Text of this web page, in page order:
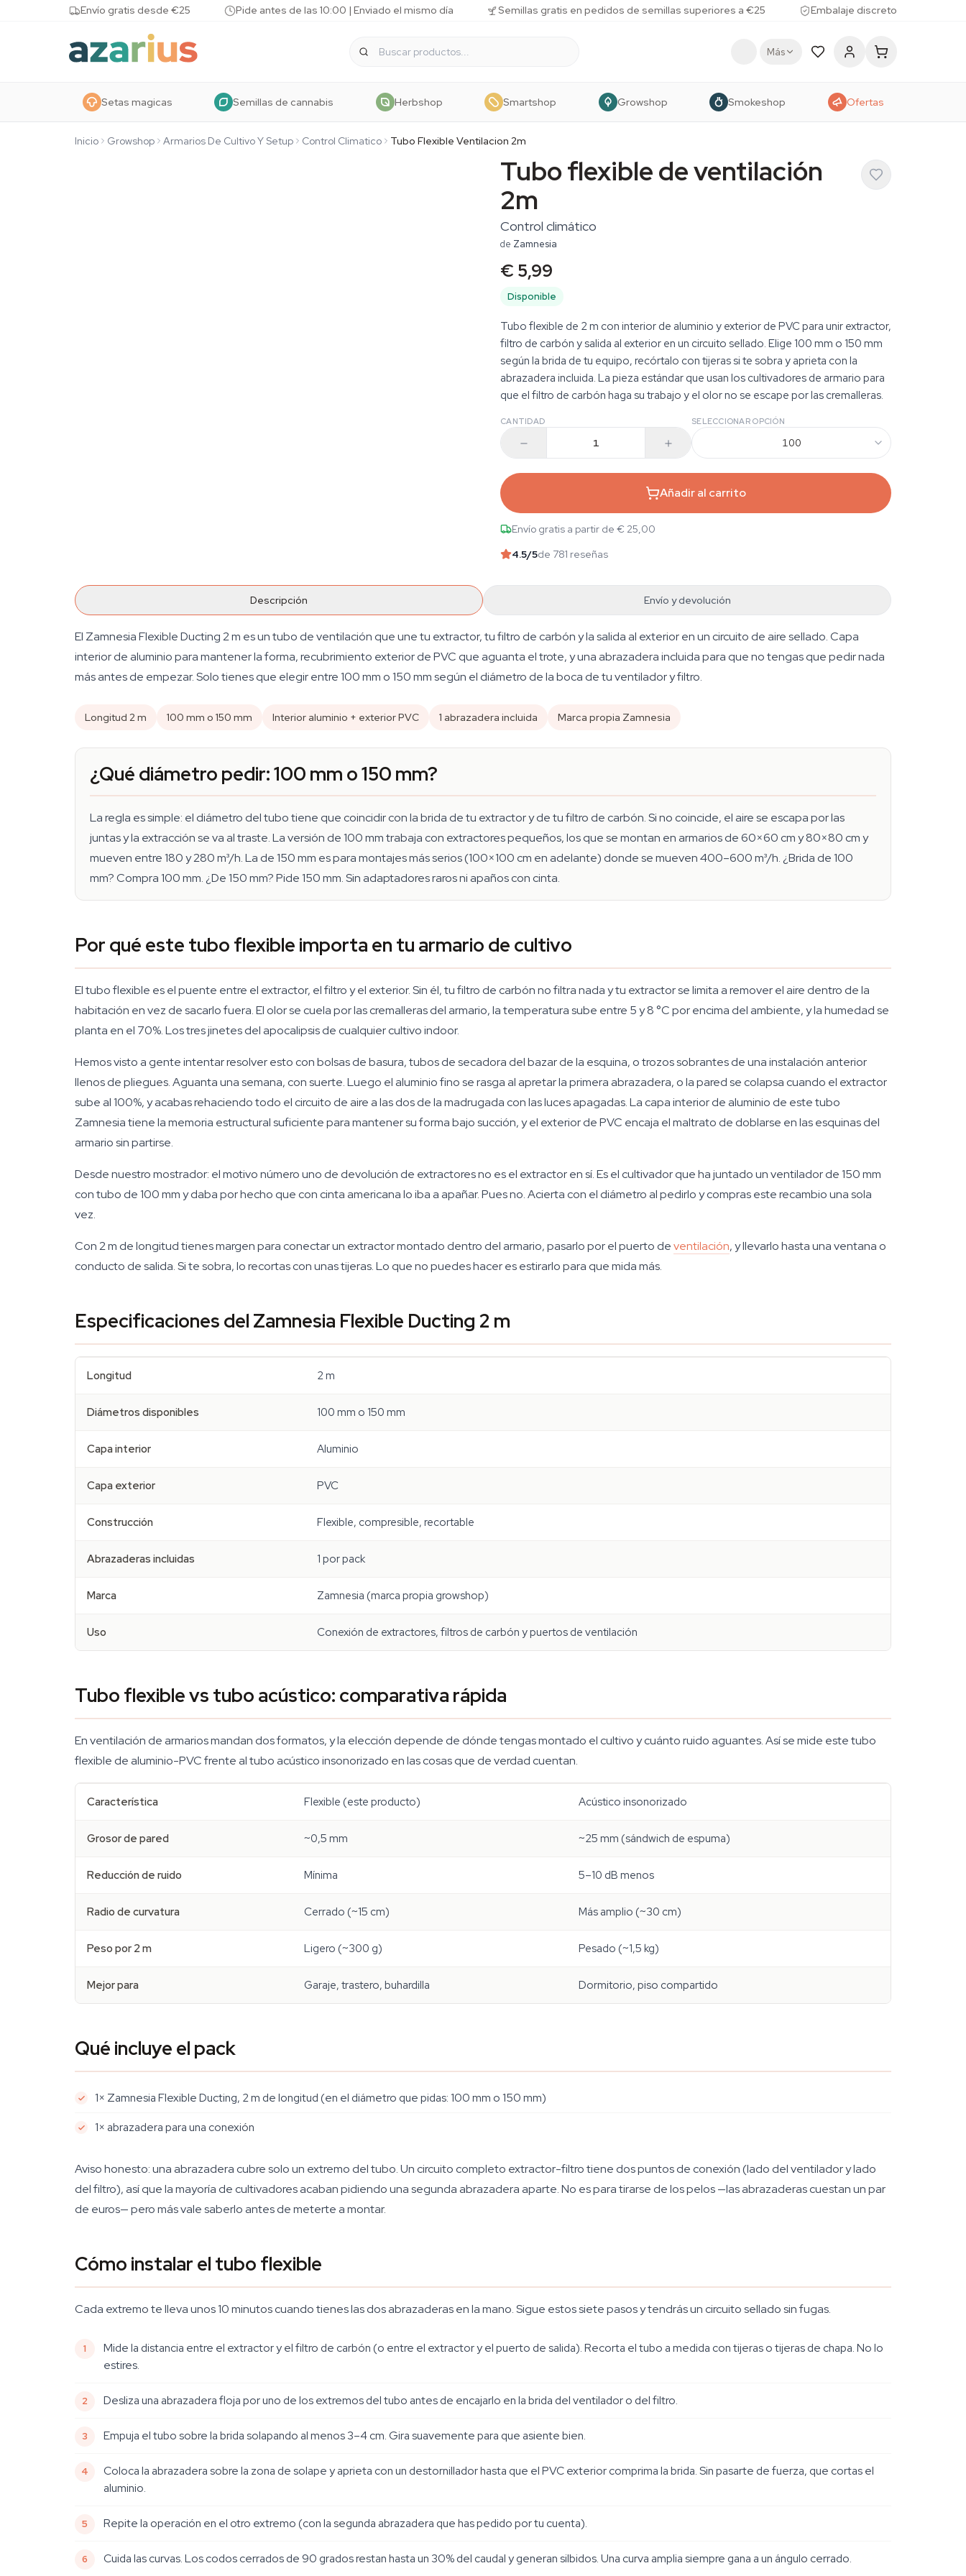
Skip to contentEnvío gratis desde €25 Pide antes de las 10:00 | Enviado el mismo día Semillas gratis en pedidos de semillas superiores a €25 Embalaje discreto
Más
Setas magicas Semillas de cannabis Herbshop Smartshop Growshop Smokeshop Ofertas
Inicio Growshop Armarios De Cultivo Y Setup Control Climatico Tubo Flexible Ventilacion 2m
Tubo flexible de ventilación
2m
Control climático
de Zamnesia
€ 5,99
Disponible
Tubo flexible de 2 m con interior de aluminio y exterior de PVC para unir extractor,
filtro de carbón y salida al exterior en un circuito sellado. Elige 100 mm o 150 mm
según la brida de tu equipo, recórtalo con tijeras si te sobra y aprieta con la
abrazadera incluida. La pieza estándar que usan los cultivadores de armario para
que el filtro de carbón haga su trabajo y el olor no se escape por las cremalleras.
CANTIDAD SELECCIONAR OPCIÓN
100
Añadir al carrito
Envío gratis a partir de € 25,00
4.5/5de 781 reseñas
Descripción Envío y devolución
El Zamnesia Flexible Ducting 2 m es un tubo de ventilación que une tu extractor, tu filtro de carbón y la salida al exterior en un circuito de aire sellado. Capa
interior de aluminio para mantener la forma, recubrimiento exterior de PVC que aguanta el trote, y una abrazadera incluida para que no tengas que pedir nada
más antes de empezar. Solo tienes que elegir entre 100 mm o 150 mm según el diámetro de la boca de tu ventilador y filtro.
Longitud 2 m 100 mm o 150 mm Interior aluminio + exterior PVC 1 abrazadera incluida Marca propia Zamnesia
¿Qué diámetro pedir: 100 mm o 150 mm?
La regla es simple: el diámetro del tubo tiene que coincidir con la brida de tu extractor y de tu filtro de carbón. Si no coincide, el aire se escapa por las
juntas y la extracción se va al traste. La versión de 100 mm trabaja con extractores pequeños, los que se montan en armarios de 60×60 cm y 80×80 cm y
mueven entre 180 y 280 m³/h. La de 150 mm es para montajes más serios (100×100 cm en adelante) donde se mueven 400–600 m³/h. ¿Brida de 100
mm? Compra 100 mm. ¿De 150 mm? Pide 150 mm. Sin adaptadores raros ni apaños con cinta.
Por qué este tubo flexible importa en tu armario de cultivo
El tubo flexible es el puente entre el extractor, el filtro y el exterior. Sin él, tu filtro de carbón no filtra nada y tu extractor se limita a remover el aire dentro de la
habitación en vez de sacarlo fuera. El olor se cuela por las cremalleras del armario, la temperatura sube entre 5 y 8 °C por encima del ambiente, y la humedad se
planta en el 70%. Los tres jinetes del apocalipsis de cualquier cultivo indoor.
Hemos visto a gente intentar resolver esto con bolsas de basura, tubos de secadora del bazar de la esquina, o trozos sobrantes de una instalación anterior
llenos de pliegues. Aguanta una semana, con suerte. Luego el aluminio fino se rasga al apretar la primera abrazadera, o la pared se colapsa cuando el extractor
sube al 100%, y acabas rehaciendo todo el circuito de aire a las dos de la madrugada con las luces apagadas. La capa interior de aluminio de este tubo
Zamnesia tiene la memoria estructural suficiente para mantener su forma bajo succión, y el exterior de PVC encaja el maltrato de doblarse en las esquinas del
armario sin partirse.
Desde nuestro mostrador: el motivo número uno de devolución de extractores no es el extractor en sí. Es el cultivador que ha juntado un ventilador de 150 mm
con tubo de 100 mm y daba por hecho que con cinta americana lo iba a apañar. Pues no. Acierta con el diámetro al pedirlo y compras este recambio una sola
vez.
Con 2 m de longitud tienes margen para conectar un extractor montado dentro del armario, pasarlo por el puerto deventilación, y llevarlo hasta una ventana o
conducto de salida. Si te sobra, lo recortas con unas tijeras. Lo que no puedes hacer es estirarlo para que mida más.
Especificaciones del Zamnesia Flexible Ducting 2 m
Longitud 2 m
Diámetros disponibles 100 mm o 150 mm
Capa interior Aluminio
Capa exterior PVC
Construcción Flexible, compresible, recortable
Abrazaderas incluidas 1 por pack
Marca Zamnesia (marca propia growshop)
Uso Conexión de extractores, filtros de carbón y puertos de ventilación
Tubo flexible vs tubo acústico: comparativa rápida
En ventilación de armarios mandan dos formatos, y la elección depende de dónde tengas montado el cultivo y cuánto ruido aguantes. Así se mide este tubo
flexible de aluminio-PVC frente al tubo acústico insonorizado en las cosas que de verdad cuentan.
Característica Flexible (este producto) Acústico insonorizado
Grosor de pared ~0,5 mm ~25 mm (sándwich de espuma)
Reducción de ruido Mínima 5–10 dB menos
Radio de curvatura Cerrado (~15 cm) Más amplio (~30 cm)
Peso por 2 m Ligero (~300 g) Pesado (~1,5 kg)
Mejor para Garaje, trastero, buhardilla Dormitorio, piso compartido
Qué incluye el pack
1× Zamnesia Flexible Ducting, 2 m de longitud (en el diámetro que pidas: 100 mm o 150 mm)
1× abrazadera para una conexión
Aviso honesto: una abrazadera cubre solo un extremo del tubo. Un circuito completo extractor-filtro tiene dos puntos de conexión (lado del ventilador y lado
del filtro), así que la mayoría de cultivadores acaban pidiendo una segunda abrazadera aparte. No es para tirarse de los pelos —las abrazaderas cuestan un par
de euros— pero más vale saberlo antes de meterte a montar.
Cómo instalar el tubo flexible
Cada extremo te lleva unos 10 minutos cuando tienes las dos abrazaderas en la mano. Sigue estos siete pasos y tendrás un circuito sellado sin fugas.
Mide la distancia entre el extractor y el filtro de carbón (o entre el extractor y el puerto de salida). Recorta el tubo a medida con tijeras o tijeras de chapa. No lo
estires.
Desliza una abrazadera floja por uno de los extremos del tubo antes de encajarlo en la brida del ventilador o del filtro.
Empuja el tubo sobre la brida solapando al menos 3–4 cm. Gira suavemente para que asiente bien.
Coloca la abrazadera sobre la zona de solape y aprieta con un destornillador hasta que el PVC exterior comprima la brida. Sin pasarte de fuerza, que cortas el
aluminio.
Repite la operación en el otro extremo (con la segunda abrazadera que has pedido por tu cuenta).
Cuida las curvas. Los codos cerrados de 90 grados restan hasta un 30% del caudal y generan silbidos. Una curva amplia siempre gana a un ángulo cerrado.